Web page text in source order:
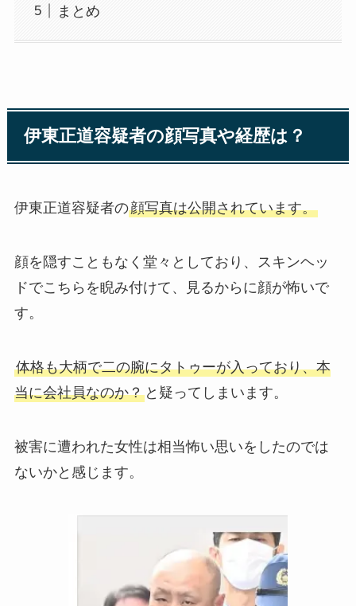
まとめ
伊東正道容疑者の顔写真や経歴は？
伊東正道容疑者の顔写真は公開されています。
顔を隠すこともなく堂々としており、スキンヘッ
ドでこちらを睨み付けて、見るからに顔が怖いで
す。
体格も大柄で二の腕にタトゥーが入っており、本
当に会社員なのか？と疑ってしまいます。
被害に遭われた女性は相当怖い思いをしたのでは
ないかと感じます。